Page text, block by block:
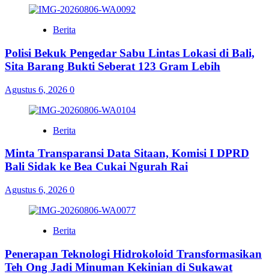
Berita
Polisi Bekuk Pengedar Sabu Lintas Lokasi di Bali,
Sita Barang Bukti Seberat 123 Gram Lebih
Agustus 6, 2026 0
Berita
Minta Transparansi Data Sitaan, Komisi I DPRD
Bali Sidak ke Bea Cukai Ngurah Rai
Agustus 6, 2026 0
Berita
Penerapan Teknologi Hidrokoloid Transformasikan
Teh Ong Jadi Minuman Kekinian di Sukawat